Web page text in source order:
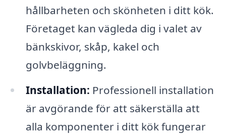
hållbarheten och skönheten i ditt kök.
Företaget kan vägleda dig i valet av
bänkskivor, skåp, kakel och
golvbeläggning.
Installation: Professionell installation
är avgörande för att säkerställa att
alla komponenter i ditt kök fungerar